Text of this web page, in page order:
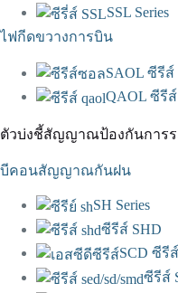
SSL Series
ไฟกีดขวางการบิน
SAOL ซีรีส์
QAOL ซีรีส์
ตัวบ่งชี้สัญญาณป้องกันการ
บีคอนสัญญาณกันฝน
SH Series
ซีรีส์ SHD
SCD ซีรีส์
ซีรีส์